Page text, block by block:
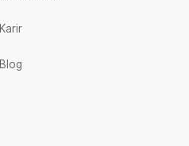
Karir
Blog